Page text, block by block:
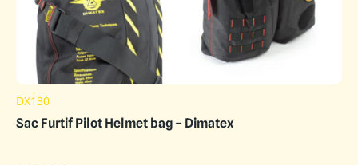
DX130
Sac Furtif Pilot Helmet bag – Dimatex